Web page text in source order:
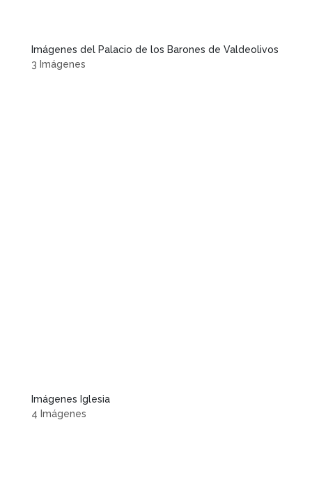
Imágenes del Palacio de los Barones de Valdeolivos
3 Imágenes
Imágenes Iglesia
4 Imágenes